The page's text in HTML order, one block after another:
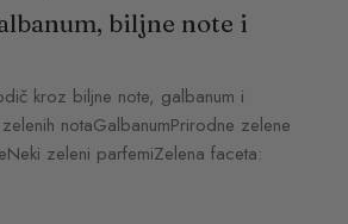
biljne note i
kroz biljne note, galbanum i
notaGalbanumPrirodne zelene
zeleni parfemiZelena faceta: